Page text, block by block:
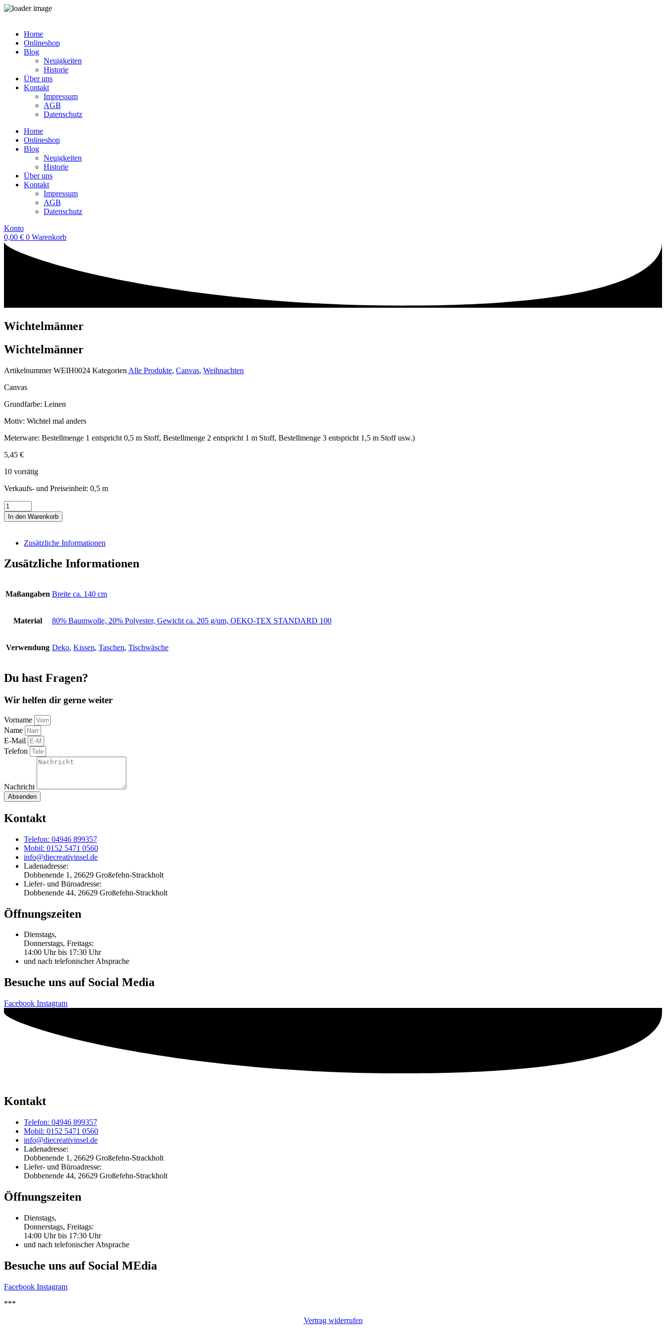
springenHome
Onlineshop
Blog
Neuigkeiten
Historie
Über uns
Kontakt
Impressum
AGB
Datenschutz
Home
Onlineshop
Blog
Neuigkeiten
Historie
Über uns
Kontakt
Impressum
AGB
Datenschutz
Konto
0,00 € 0 Warenkorb
Wichtelmänner
Wichtelmänner
ArtikelnummerWEIH0024 Kategorien Alle Produkte, Canvas, Weihnachten
Canvas
Grundfarbe: Leinen
Motiv: Wichtel mal anders
Meterware: Bestellmenge 1 entspricht 0,5 m Stoff, Bestellmenge 2 entspricht 1 m Stoff, Bestellmenge 3 entspricht 1,5 m Stoff usw.)
5,45 €
10 vorrätig
Verkaufs- und Preiseinheit: 0,5 m
Wichtelmänner
Menge
In den Warenkorb
Zusätzliche Informationen
Zusätzliche Informationen
Maßangaben Breite ca. 140 cm
Material 80% Baumwolle, 20% Polyester, Gewicht ca. 205 g/qm, OEKO-TEX STANDARD 100
Verwendung Deko, Kissen, Taschen, Tischwäsche
Du hast Fragen?
Wir helfen dir gerne weiter
Vorname
Name
E-Mail
Telefon
Nachricht
Absenden
Kontakt
Telefon: 04946 899357
Mobil: 0152 5471 0560
info@diecreativinsel.de
Ladenadresse:
Dobbenende 1, 26629 Großefehn-Strackholt
Liefer- und Büroadresse:
Dobbenende 44, 26629 Großefehn-Strackholt
Öffnungszeiten
Dienstags,
Donnerstags, Freitags:
14:00 Uhr bis 17:30 Uhr
und nach telefonischer Absprache
Besuche uns auf Social Media
Facebook Instagram
Kontakt
Telefon: 04946 899357
Mobil: 0152 5471 0560
info@diecreativinsel.de
Ladenadresse:
Dobbenende 1, 26629 Großefehn-Strackholt
Liefer- und Büroadresse:
Dobbenende 44, 26629 Großefehn-Strackholt
Öffnungszeiten
Dienstags,
Donnerstags, Freitags:
14:00 Uhr bis 17:30 Uhr
und nach telefonischer Absprache
Besuche uns auf Social MEdia
Facebook Instagram
***
Vertrag widerrufen